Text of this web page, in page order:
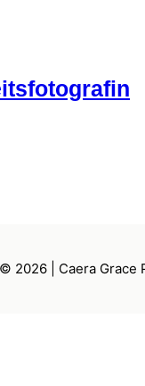
2026 | Caera Grace